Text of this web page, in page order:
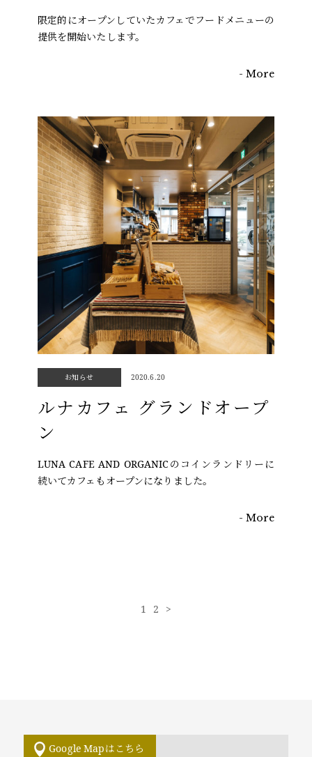
Concept
News
FAQ
Sitemap
限定的にオープンしていたカフェでフードメニューの
提供を開始いたします。
- More
お知らせ 2020.6.20
ルナカフェ グランドオープ
ン
LUNA CAFE AND ORGANICのコインランドリーに
続いてカフェもオープンになりました。
- More
1 2 >
Google Mapはこちら